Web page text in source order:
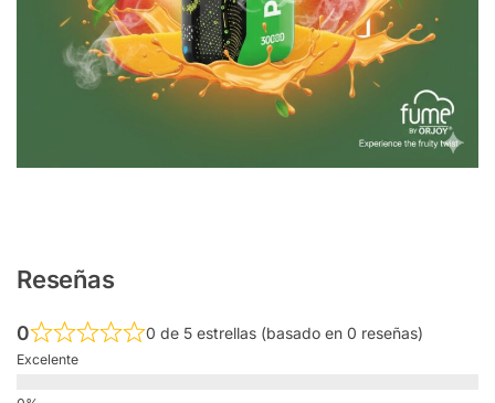
Reseñas
0 0 de 5 estrellas (basado en 0 reseñas)
Excelente